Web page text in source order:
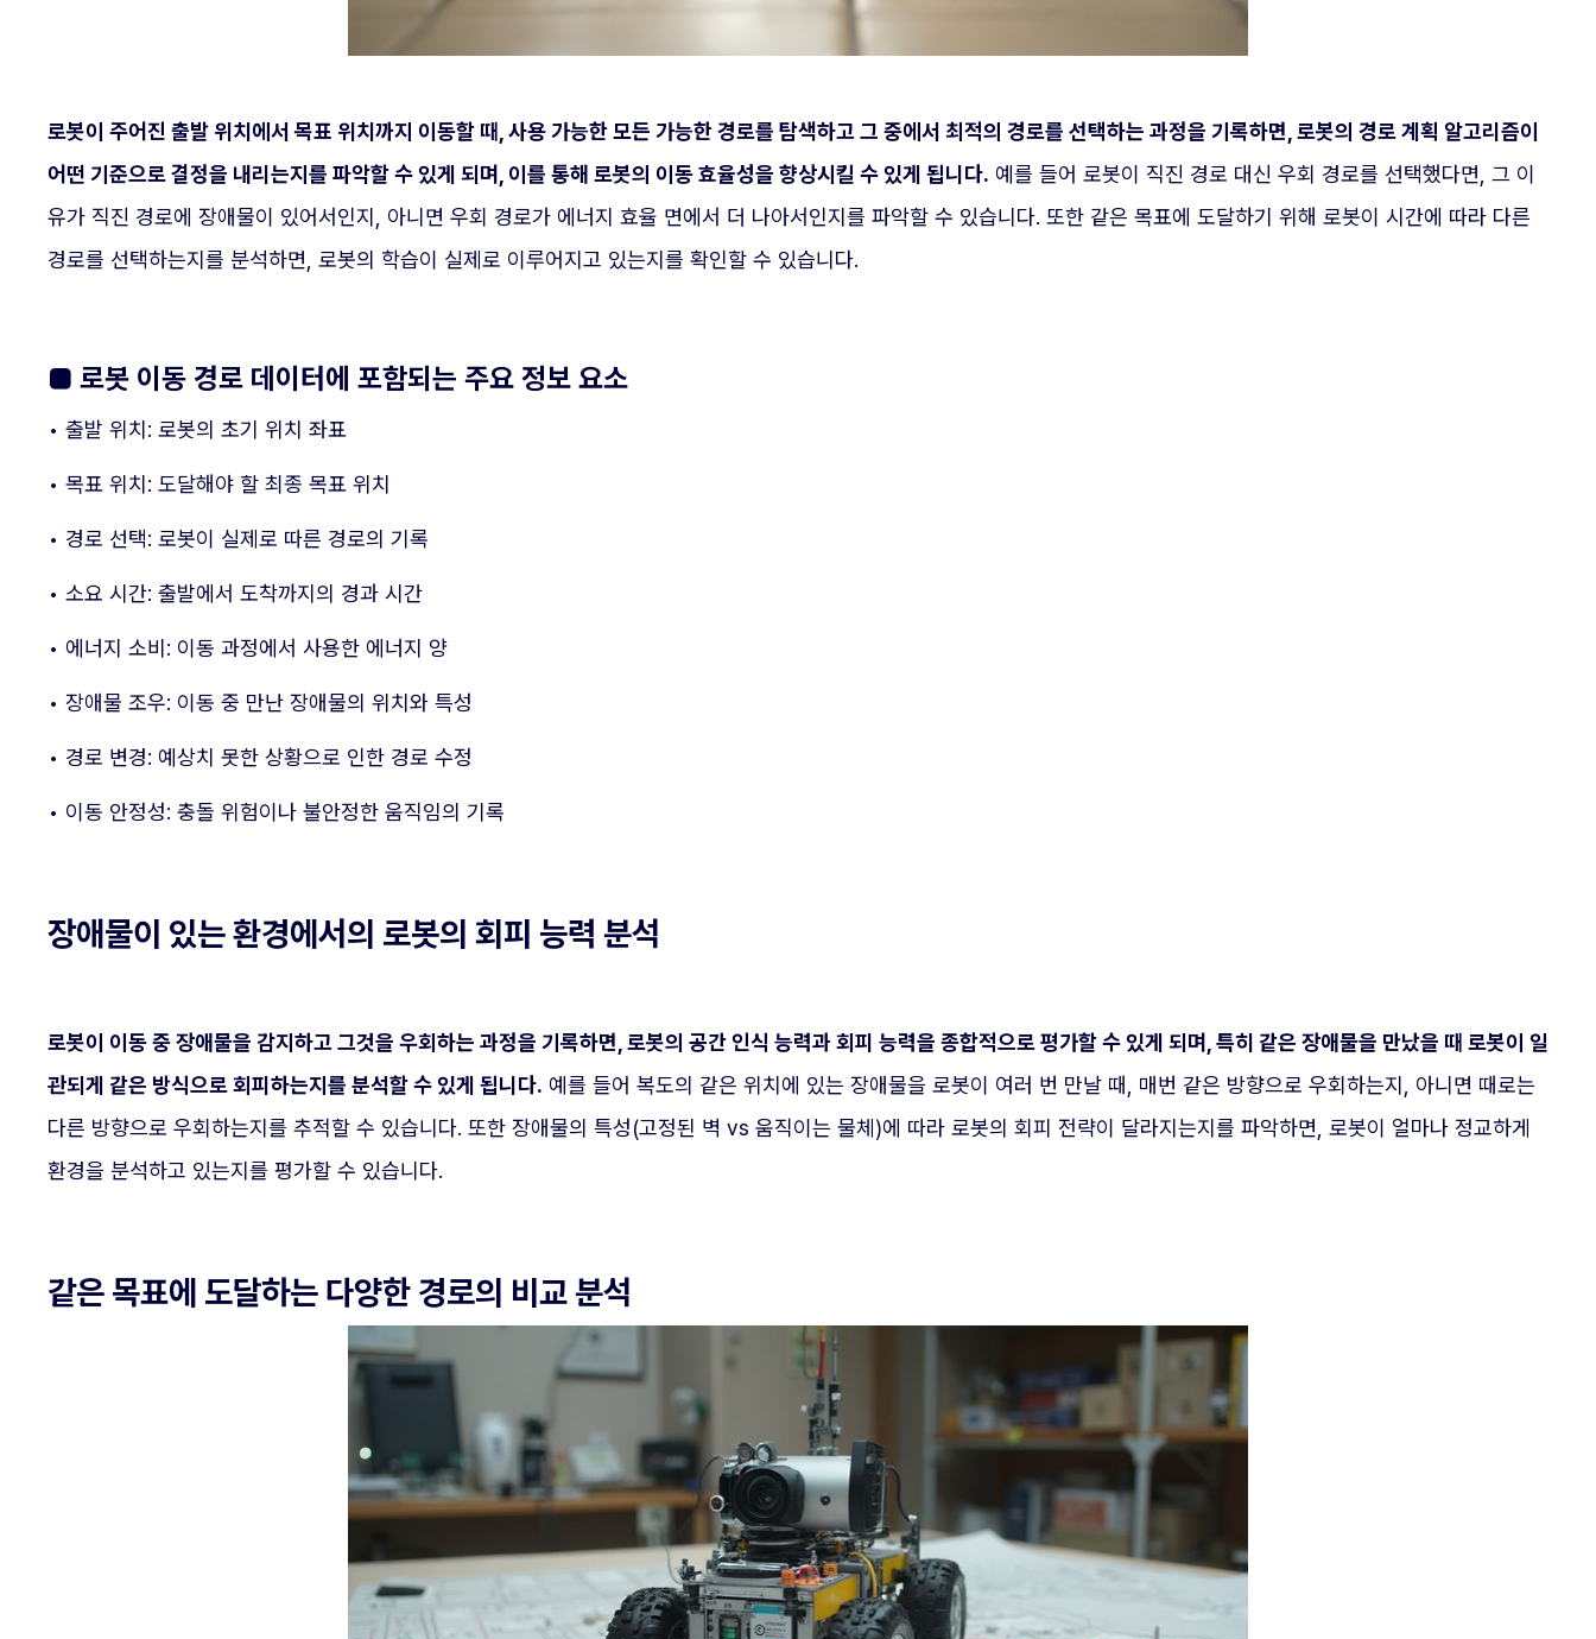
로봇이 주어진 출발 위치에서 목표 위치까지 이동할 때, 사용 가능한 모든 가능한 경로를 탐색하고 그 중에서 최적의 경로를 선택하는 과정을 기록하면, 로봇의 경로 계획 알고리즘이
어떤 기준으로 결정을 내리는지를 파악할 수 있게 되며, 이를 통해 로봇의 이동 효율성을 향상시킬 수 있게 됩니다. 예를 들어 로봇이 직진 경로 대신 우회 경로를 선택했다면, 그 이
유가 직진 경로에 장애물이 있어서인지, 아니면 우회 경로가 에너지 효율 면에서 더 나아서인지를 파악할 수 있습니다. 또한 같은 목표에 도달하기 위해 로봇이 시간에 따라 다른
경로를 선택하는지를 분석하면, 로봇의 학습이 실제로 이루어지고 있는지를 확인할 수 있습니다.
■ 로봇 이동 경로 데이터에 포함되는 주요 정보 요소
• 출발 위치: 로봇의 초기 위치 좌표
• 목표 위치: 도달해야 할 최종 목표 위치
• 경로 선택: 로봇이 실제로 따른 경로의 기록
• 소요 시간: 출발에서 도착까지의 경과 시간
• 에너지 소비: 이동 과정에서 사용한 에너지 양
• 장애물 조우: 이동 중 만난 장애물의 위치와 특성
• 경로 변경: 예상치 못한 상황으로 인한 경로 수정
• 이동 안정성: 충돌 위험이나 불안정한 움직임의 기록
장애물이 있는 환경에서의 로봇의 회피 능력 분석
로봇이 이동 중 장애물을 감지하고 그것을 우회하는 과정을 기록하면, 로봇의 공간 인식 능력과 회피 능력을 종합적으로 평가할 수 있게 되며, 특히 같은 장애물을 만났을 때 로봇이 일
관되게 같은 방식으로 회피하는지를 분석할 수 있게 됩니다. 예를 들어 복도의 같은 위치에 있는 장애물을 로봇이 여러 번 만날 때, 매번 같은 방향으로 우회하는지, 아니면 때로는
다른 방향으로 우회하는지를 추적할 수 있습니다. 또한 장애물의 특성(고정된 벽 vs 움직이는 물체)에 따라 로봇의 회피 전략이 달라지는지를 파악하면, 로봇이 얼마나 정교하게
환경을 분석하고 있는지를 평가할 수 있습니다.
같은 목표에 도달하는 다양한 경로의 비교 분석